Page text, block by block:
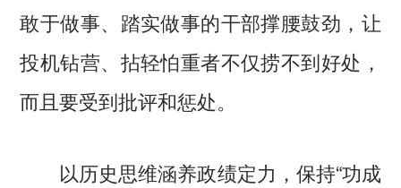
敢于做事、踏实做事的干部撑腰鼓劲，让
投机钻营、拈轻怕重者不仅捞不到好处，
而且要受到批评和惩处。
以历史思维涵养政绩定力，保持“功成